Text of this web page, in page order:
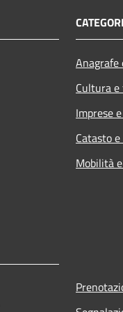
Cultura
Imprese
Catasto
Mobilità